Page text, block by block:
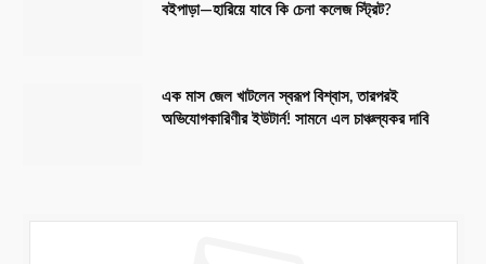
বইপাড়া—হারিয়ে যাবে কি চেনা কলেজ স্ট্রিট?
এক মাস জেল খাটলেন স্বরূপ বিশ্বাস, তারপরই
অভিযোগকারিণীর ইউটার্ন! সামনে এল চাঞ্চল্যকর দাবি